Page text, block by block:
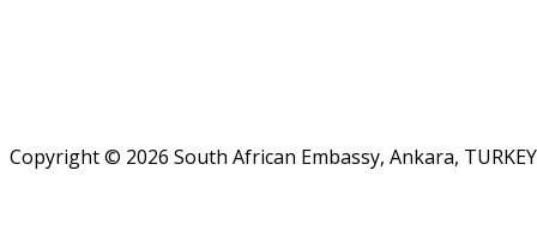
Copyright © 2026 South African Embassy, Ankara,